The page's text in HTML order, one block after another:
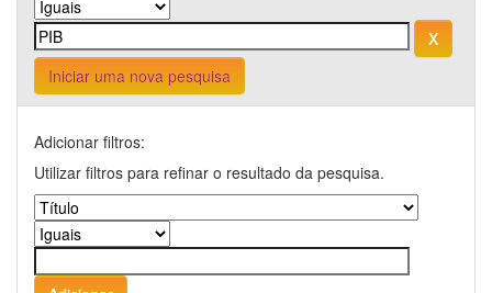
Iniciar uma nova pesquisa
Adicionar filtros:
Utilizar filtros para refinar o resultado da pesquisa.